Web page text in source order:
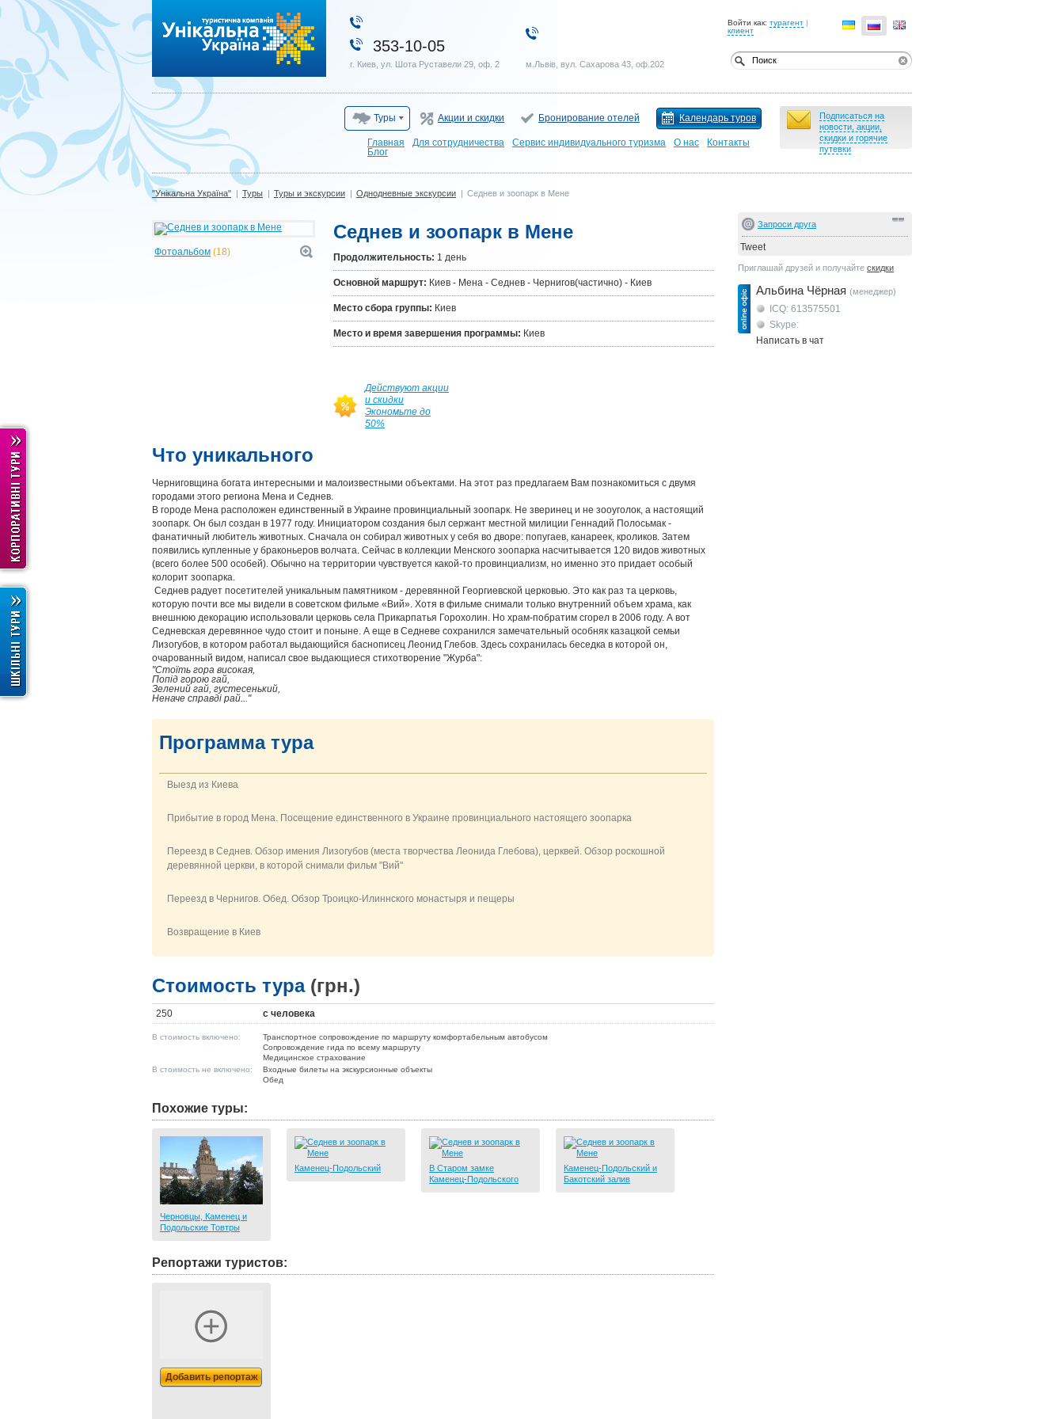
Войти как: турагент |
клиент
353-10-05
г. Киев, ул. Шота Руставели 29, оф. 2 м.Львів, вул. Сахарова 43, оф.202
Подписаться на
новости, акции,
скидки и горячие
путевки
Туры Акции и скидки Бронирование отелей Календарь туров
Главная Для сотрудничества Сервис индивидуального туризма О нас
Контакты
Блог
"Унікальна Україна" | Туры | Туры и экскурсии | Однодневные экскурсии | Седнев и зоопарк в Мене
Фотоальбом (18)
Седнев и зоопарк в Мене
Продолжительность: 1 день
Основной маршрут: Киев - Мена - Седнев - Чернигов(частично) - Киев
Место сбора группы: Киев
Место и время завершения программы: Киев
Действуют акции
и скидки
Экономьте до
50%
Что уникального
Черниговщина богата интересными и малоизвестными объектами. На этот раз предлагаем Вам познакомиться с двумя
городами этого региона Мена и Седнев.
В городе Мена расположен единственный в Украине провинциальный зоопарк. Не зверинец и не зооуголок, а настоящий
зоопарк. Он был создан в 1977 году. Инициатором создания был сержант местной милиции Геннадий Полосьмак -
фанатичный любитель животных. Сначала он собирал животных у себя во дворе: попугаев, канареек, кроликов. Затем
появились купленные у браконьеров волчата. Сейчас в коллекции Менского зоопарка насчитывается 120 видов животных
(всего более 500 особей). Обычно на территории чувствуется какой-то провинциализм, но именно это придает особый
колорит зоопарка.
Седнев радует посетителей уникальным памятником - деревянной Георгиевской церковью. Это как раз та церковь,
которую почти все мы видели в советском фильме «Вий». Хотя в фильме снимали только внутренний объем храма, как
внешнюю декорацию использовали церковь села Прикарпатья Горохолин. Но храм-побратим сгорел в 2006 году. А вот
Седневская деревянное чудо стоит и поныне. А еще в Седневе сохранился замечательный особняк казацкой семьи
Лизогубов, в котором работал выдающийся баснописец Леонид Глебов. Здесь сохранилась беседка в которой он,
очарованный видом, написал свое выдающиеся стихотворение "Журба":
"Стоїть гора високая,
Попід горою гай,
Зелений гай, густесенький,
Неначе справді рай..."
Программа тура
Выезд из Киева
Прибытие в город Мена. Посещение единственного в Украине провинциального настоящего зоопарка
Переезд в Седнев. Обзор имения Лизогубов (места творчества Леонида Глебова), церквей. Обзор роскошной
деревянной церкви, в которой снимали фильм "Вий"
Переезд в Чернигов. Обед. Обзор Троицко-Илиннского монастыря и пещеры
Возвращение в Киев
Стоимость тура (грн.)
250 с человека
В стоимость включено:
Транспортное сопровождение по маршруту комфортабельным автобусом
Сопровождение гида по всему маршруту
Медицинское страхование
В стоимость не включено:
Входные билеты на экскурсионные объекты
Обед
Похожие туры:
Черновцы, Каменец и
Подольские Товтры
Каменец-Подольский
В Старом замке
Каменец-Подольского
Каменец-Подольский и
Бакотский залив
Репортажи туристов:
Добавить репортаж
Запроси друга
Tweet
Приглашай друзей и получайте скидки
Альбина Чёрная (менеджер)
ICQ: 613575501
Skype:
Написать в чат